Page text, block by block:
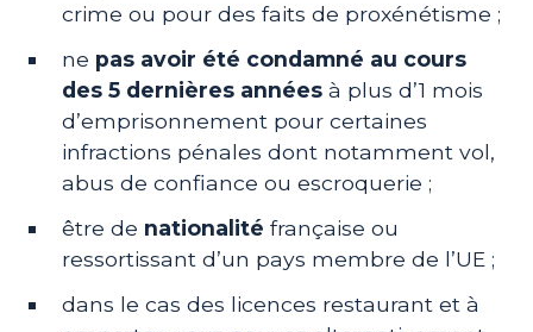
crime ou pour des faits de proxénétisme ;
ne pas avoir été condamné au cours
des 5 dernières années à plus d’1 mois
d’emprisonnement pour certaines
infractions pénales dont notamment vol,
abus de confiance ou escroquerie ;
être de nationalité française ou
ressortissant d’un pays membre de l’UE ;
dans le cas des licences restaurant et à